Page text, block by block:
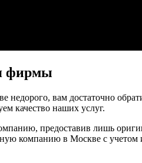
фирмы
недорого, вам достаточно
качество наших услуг.
предоставив лишь
компанию в Москве с